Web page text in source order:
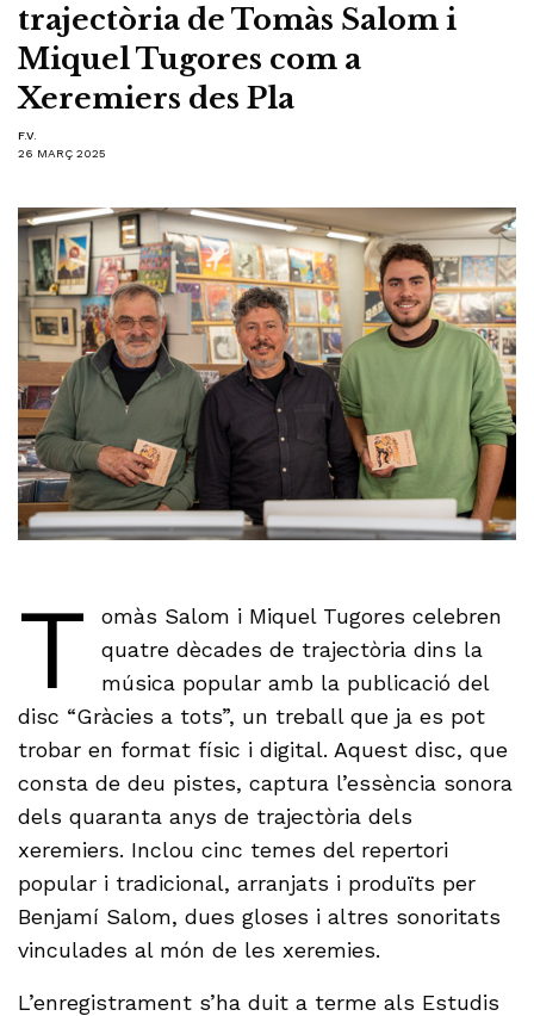
trajectòria de Tomàs Salom i
Miquel Tugores com a
Xeremiers des Pla
F.V.
26 MARÇ 2025
T
omàs Salom i Miquel Tugores celebren
quatre dècades de trajectòria dins la
música popular amb la publicació del
disc “Gràcies a tots”, un treball que ja es pot
trobar en format físic i digital. Aquest disc, que
consta de deu pistes, captura l’essència sonora
dels quaranta anys de trajectòria dels
xeremiers. Inclou cinc temes del repertori
popular i tradicional, arranjats i produïts per
Benjamí Salom, dues gloses i altres sonoritats
vinculades al món de les xeremies.
L’enregistrament s’ha duit a terme als Estudis